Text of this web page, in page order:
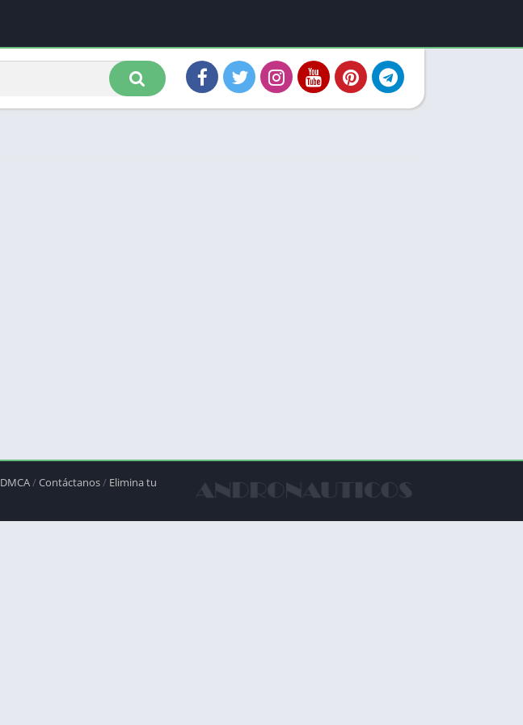
DMCA /Contáctanos / Elimina tu